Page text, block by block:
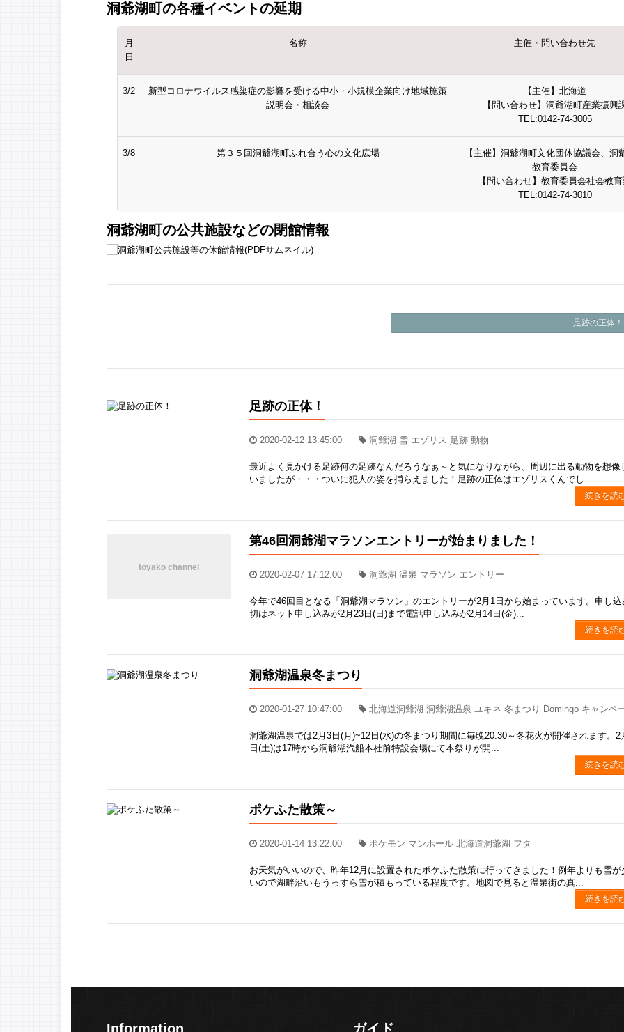
洞爺湖町の各種イベントの延期
月
日
名称 主催・問い合わせ先
3/2
新型コロナウイルス感染症の影響を受ける中小・小規模企業向け地域施策
説明会・相談会
【主催】北海道
【問い合わせ】洞爺湖町産業振興
TEL:0142-74-3005
3/8 第３５回洞爺湖町ふれ合う心の文化広場
【主催】洞爺湖町文化団体協議会、洞
教育委員会
【問い合わせ】教育委員会社会教
TEL:0142-74-3010
洞爺湖町の公共施設などの閉館情報
足跡の正体
足跡の正体！
2020-02-12 13:45:00 洞爺湖 雪 エゾリス 足跡 動物
最近よく見かける足跡何の足跡なんだろうなぁ～と気になりながら、周辺に出る動物を想像
いましたが・・・ついに犯人の姿を捕らえました！足跡の正体はエゾリスくんでし...
続きを読
第46回洞爺湖マラソンエントリーが始まりました！
2020-02-07 17:12:00 洞爺湖 温泉 マラソン エントリー
今年で46回目となる「洞爺湖マラソン」のエントリーが2月1日から始まっています。申し込
切はネット申し込みが2月23日(日)まで電話申し込みが2月14日(金)...
続きを読
洞爺湖温泉冬まつり
2020-01-27 10:47:00 北海道洞爺湖 洞爺湖温泉 ユキネ 冬まつり Domingo キャンペ
洞爺湖温泉では2月3日(月)~12日(水)の冬まつり期間に毎晩20:30～冬花火が開催されます。2
日(土)は17時から洞爺湖汽船本社前特設会場にて本祭りが開...
続きを読
ポケふた散策～
2020-01-14 13:22:00 ポケモン マンホール 北海道洞爺湖 フタ
お天気がいいので、昨年12月に設置されたポケふた散策に行ってきました！例年よりも雪が
いので湖畔沿いもうっすら雪が積もっている程度です。地図で見ると温泉街の真...
続きを読
Information ガイド